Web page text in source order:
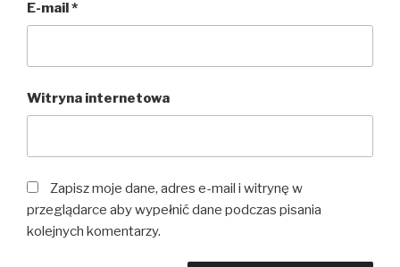
E-mail*
Witryna internetowa
Zapisz moje dane, adres e-mail i witrynę w
przeglądarce aby wypełnić dane podczas pisania
kolejnych komentarzy.